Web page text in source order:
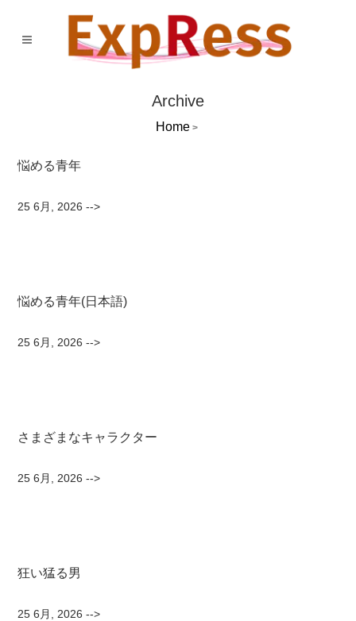
Archive
Home>
悩める青年
25 6月, 2026 -->
悩める青年(日本語)
25 6月, 2026 -->
さまざまなキャラクター
25 6月, 2026 -->
狂い猛る男
25 6月, 2026 -->